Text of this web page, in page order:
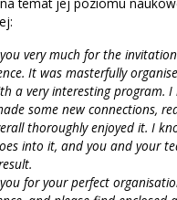
very much for the
It was masterfully
a very interesting program.
some new connections,
thoroughly enjoyed it. I
into it, and you and your
for your perfect